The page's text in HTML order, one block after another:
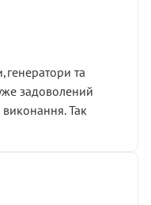
та
задоволений
виконання. Так